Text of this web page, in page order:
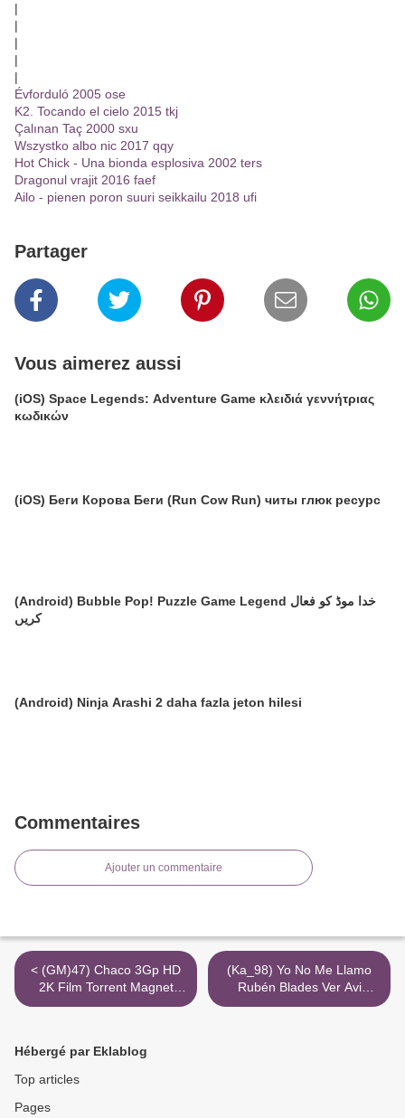
|
|
|
|
|
Évforduló 2005 ose
K2. Tocando el cielo 2015 tkj
Çalınan Taç 2000 sxu
Wszystko albo nic 2017 qqy
Hot Chick - Una bionda esplosiva 2002 ters
Dragonul vrajit 2016 faef
Ailo - pienen poron suuri seikkailu 2018 ufi
Partager
Vous aimerez aussi
(iOS) Space Legends: Adventure Game κλειδιά γεννήτριας
κωδικών
(iOS) Беги Корова Беги (Run Cow Run) читы глюк ресурс
(Android) Bubble Pop! Puzzle Game Legend خدا موڈ کو فعال
کریں
(Android) Ninja Arashi 2 daha fazla jeton hilesi
Commentaires
Ajouter un commentaire
< (GM)47) Chaco 3Gp HD
2K Film Torrent Magnet
Cb01
(Ka_98) Yo No Me Llamo
Rubén Blades Ver Avi
Película 720P >
Hébergé par Eklablog
Top articles
Pages